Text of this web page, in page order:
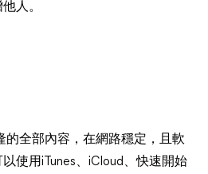
人。
的全部內容，在網路穩定，且軟
使用iTunes、iCloud、快速開始